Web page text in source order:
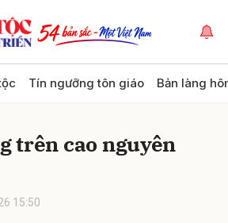
Tín ngưỡng tôn giáo Bản làng
trên cao nguyên
15:50